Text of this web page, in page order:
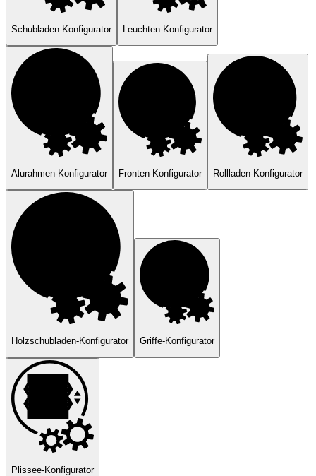
Schubladen-Konfigurator Leuchten-Konfigurator
Alurahmen-Konfigurator Fronten-Konfigurator Rollladen-Konfigurator
Holzschubladen-Konfigurator Griffe-Konfigurator
Plissee-Konfigurator